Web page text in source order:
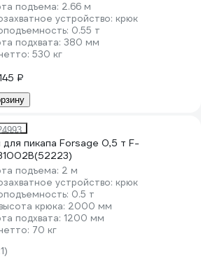
подъема: 2.66 м
устройство: крюк
0.55 т
подхвата: 380 мм
530 кг
₽
для пикапа Forsage 0,5 т F-
подъема: 2 м
устройство: крюк
0.5 т
крюка: 2000 мм
подхвата: 1200 мм
70 кг